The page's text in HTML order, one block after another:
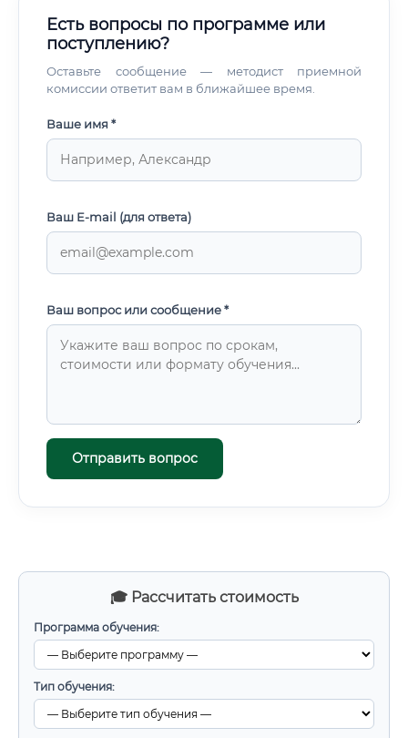
🎓 Рассчитать стоимость
Программа обучения:
Тип обучения:
оборудования, составлении технических заданий;
Инструктаж персонала по правилам
энергоснабжающими организациями, участие в
проверках и испытаниях. 💡 На крупных агрокомплексах
слесарей, планирует графики ТО и несёт ответственность
за электробезопасность всего предприятия.
Есть вопросы по программе или
поступлению?
Оставьте сообщение — методист приемной
комиссии ответит вам в ближайшее время.
Ваше имя *
Ваш E-mail (для ответа)
Ваш вопрос или сообщение *
Отправить вопрос